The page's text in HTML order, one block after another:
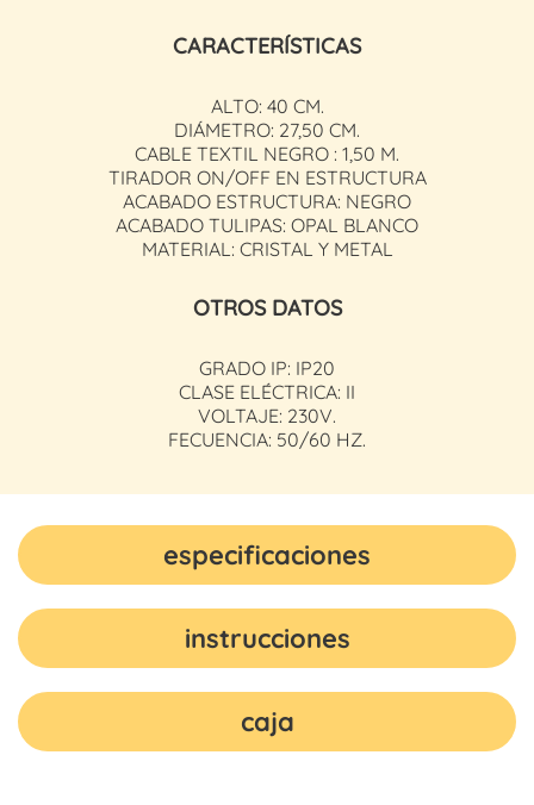
CARACTERÍSTICAS
ALTO: 40 CM.
DIÁMETRO: 27,50 CM.
CABLE TEXTIL NEGRO : 1,50 M.
TIRADOR ON/OFF EN ESTRUCTURA
ACABADO ESTRUCTURA: NEGRO
ACABADO TULIPAS: OPAL BLANCO
MATERIAL: CRISTAL Y METAL
OTROS DATOS
GRADO IP: IP20
CLASE ELÉCTRICA: II
VOLTAJE: 230V.
FECUENCIA: 50/60 HZ.
especificaciones
instrucciones
caja